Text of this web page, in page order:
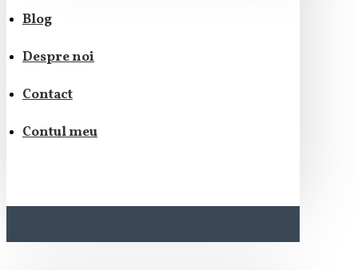
Blog
Despre noi
Contact
Contul meu